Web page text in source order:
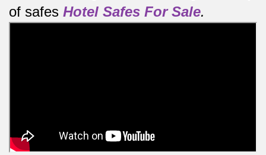
of safes Hotel Safes For Sale.